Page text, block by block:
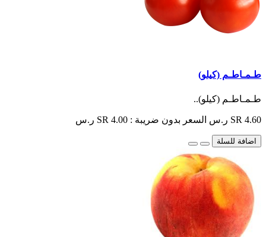
طـمـاطـم (كيلو)
طـمـاطـم (كيلو)..
SR 4.60 ر.س السعر بدون ضريبة : SR 4.00 ر.س
اضافة للسلة